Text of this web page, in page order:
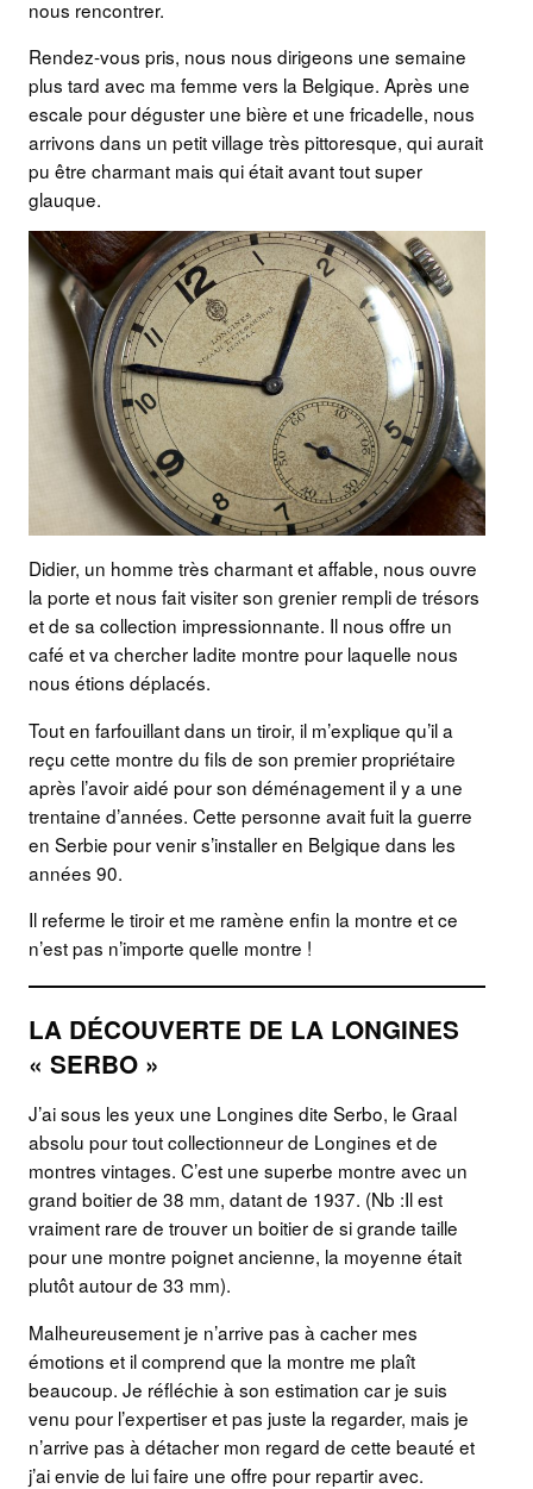
nous rencontrer.
Rendez-vous pris, nous nous dirigeons une semaine
plus tard avec ma femme vers la Belgique. Après une
escale pour déguster une bière et une fricadelle, nous
arrivons dans un petit village très pittoresque, qui aurait
pu être charmant mais qui était avant tout super
glauque.
Didier, un homme très charmant et affable, nous ouvre
la porte et nous fait visiter son grenier rempli de trésors
et de sa collection impressionnante. Il nous offre un
café et va chercher ladite montre pour laquelle nous
nous étions déplacés.
Tout en farfouillant dans un tiroir, il m’explique qu’il a
reçu cette montre du fils de son premier propriétaire
après l’avoir aidé pour son déménagement il y a une
trentaine d’années. Cette personne avait fuit la guerre
en Serbie pour venir s’installer en Belgique dans les
années 90.
Il referme le tiroir et me ramène enfin la montre et ce
n’est pas n’importe quelle montre !
LA DÉCOUVERTE DE LA LONGINES
« SERBO »
J’ai sous les yeux une Longines dite Serbo, le Graal
absolu pour tout collectionneur de Longines et de
montres vintages. C’est une superbe montre avec un
grand boitier de 38 mm, datant de 1937. (Nb :Il est
vraiment rare de trouver un boitier de si grande taille
pour une montre poignet ancienne, la moyenne était
plutôt autour de 33 mm).
Malheureusement je n’arrive pas à cacher mes
émotions et il comprend que la montre me plaît
beaucoup. Je réfléchie à son estimation car je suis
venu pour l’expertiser et pas juste la regarder, mais je
n’arrive pas à détacher mon regard de cette beauté et
j’ai envie de lui faire une offre pour repartir avec.